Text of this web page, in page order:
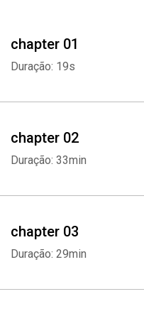
chapter 01
Duração: 19s
chapter 02
Duração: 33min
chapter 03
Duração: 29min